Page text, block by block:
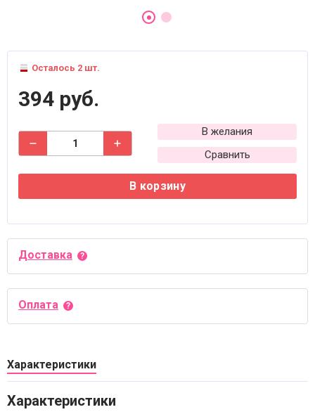
Осталось 2 шт.
394 руб.
В желания
Сравнить
В корзину
Доставка
Оплата
Характеристики
Характеристики